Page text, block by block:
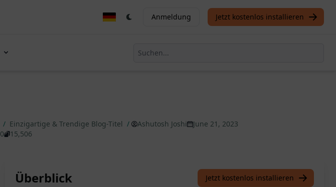
Anmeldung Jetzt kostenlos installieren
/ Einzigartige & Trendige Blog-Titel / Ashutosh Joshi
June 21, 2023
0 15,506
Überblick Jetzt kostenlos installieren